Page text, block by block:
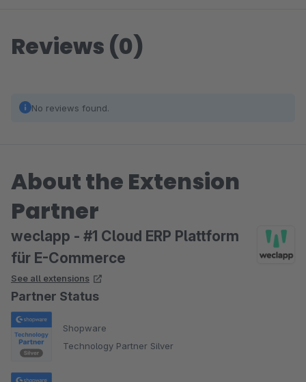
Reviews (0)
No reviews found.
About the Extension
Partner
weclapp - #1 Cloud ERP Plattform
für E-Commerce
See all extensions
Partner Status
Shopware
Technology Partner Silver